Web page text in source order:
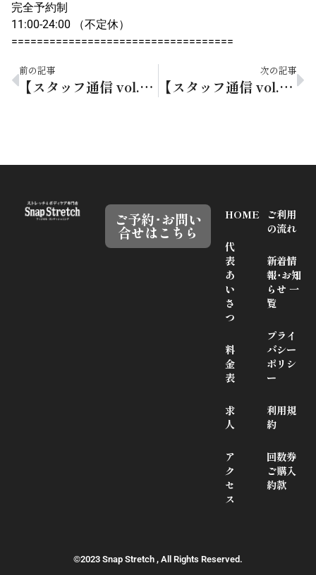
完全予約制
11:00-24:00 （不定休）
===================================
前の記事
【スタッフ通信 vol.234】5月のお疲れリセット！梅雨前の身体ケア
次の記事
【スタッフ通信 vol.236】ジメジメ季節は「半身浴」で体すっきりリセット
HOME
代
表
あ
い
さ
つ
料
金
表
求
人
ア
ク
セ
ス
ご利用
の流れ
新着情
報･お知
らせ 一
覧
プライ
バシー
ポリシ
ー
利用規
約
回数券
ご購入
約款
ご予約･お問い
合せはこちら
©2023 Snap Stretch , All Rights Reserved.